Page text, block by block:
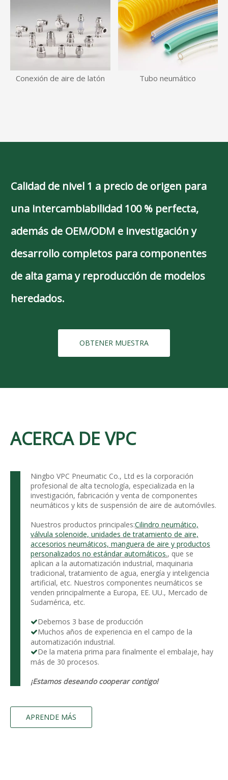
Conexión de aire de latón Tubo neumático
Calidad de nivel 1 a precio de origen para
una intercambiabilidad 100 % perfecta,
además de OEM/ODM e investigación y
desarrollo completos para componentes
de alta gama y reproducción de modelos
heredados.
OBTENER MUESTRA
ACERCA DE VPC
Ningbo VPC Pneumatic Co., Ltd es la corporación
profesional de alta tecnología, especializada en la
investigación, fabricación y venta de componentes
neumáticos y kits de suspensión de aire de automóviles.
Nuestros productos principales:Cilindro neumático,
válvula solenoide, unidades de tratamiento de aire,
accesorios neumáticos, manguera de aire y productos
personalizados no estándar automáticos., que se
aplican a la automatización industrial, maquinaria
tradicional, tratamiento de agua, energía y inteligencia
artificial, etc. Nuestros componentes neumáticos se
venden principalmente a Europa, EE. UU., Mercado de
Sudamérica, etc.
Debemos 3 base de producción
Muchos años de experiencia en el campo de la
automatización industrial.
De la materia prima para finalmente el embalaje, hay
más de 30 procesos.
¡Estamos deseando cooperar contigo!
APRENDE MÁS